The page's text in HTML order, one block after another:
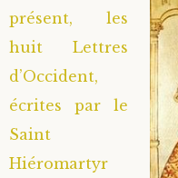
présent, les
huit Lettres
d’Occident,
écrites par le
Saint
Hiéromartyr